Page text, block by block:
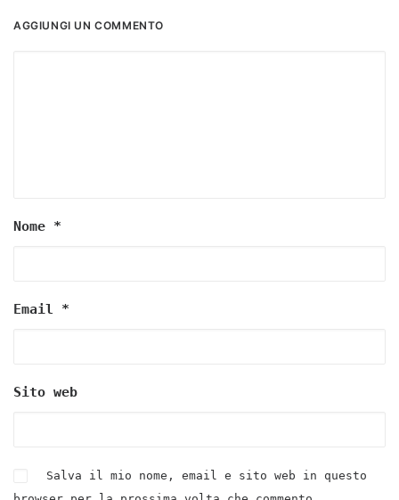
AGGIUNGI UN COMMENTO
Nome *
Email *
Sito web
Salva il mio nome, email e sito web in questo